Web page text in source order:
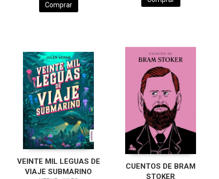
Comprar
VEINTE MIL LEGUAS DE
VIAJE SUBMARINO
CUENTOS DE BRAM
STOKER